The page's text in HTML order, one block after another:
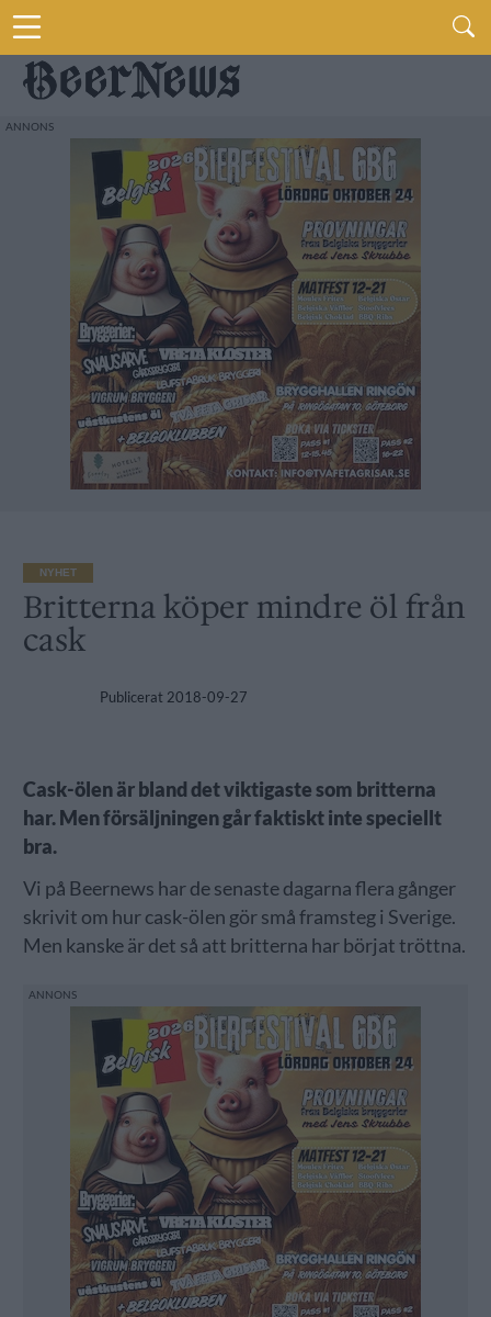
NYHET
Britterna köper mindre öl från
cask
Publicerat 2018-09-27
Cask-ölen är bland det viktigaste som britterna
har. Men försäljningen går faktiskt inte speciellt
bra.
Vi på Beernews har de senaste dagarna flera gånger
skrivit om hur cask-ölen gör små framsteg i Sverige.
Men kanske är det så att britterna har börjat tröttna.